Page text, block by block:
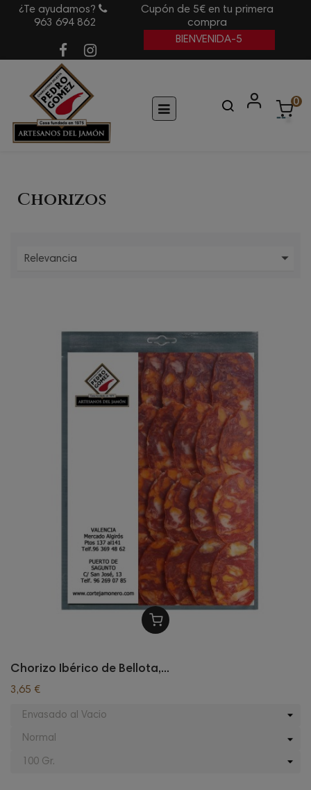
¿Te ayudamos?
963 694 862
Cupón de 5€ en tu primera
compra
BIENVENIDA-5
Navegación
de
☰ 0
Chorizos
Relevancia 
Chorizo Ibérico de Bellota,...
3,65 €